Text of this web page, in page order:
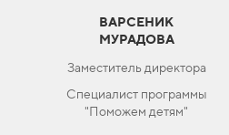
ВАРСЕНИК
МУРАДОВА
Заместитель директора
Специалист программы
"Поможем детям"